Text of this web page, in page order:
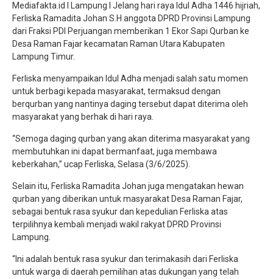
Mediafakta.id l Lampung l Jelang hari raya Idul Adha 1446 hijriah,
Ferliska Ramadita Johan S.H anggota DPRD Provinsi Lampung
dari Fraksi PDI Perjuangan memberikan 1 Ekor Sapi Qurban ke
Desa Raman Fajar kecamatan Raman Utara Kabupaten
Lampung Timur.
Ferliska menyampaikan Idul Adha menjadi salah satu momen
untuk berbagi kepada masyarakat, termaksud dengan
berqurban yang nantinya daging tersebut dapat diterima oleh
masyarakat yang berhak di hari raya.
“Semoga daging qurban yang akan diterima masyarakat yang
membutuhkan ini dapat bermanfaat, juga membawa
keberkahan,” ucap Ferliska, Selasa (3/6/2025).
Selain itu, Ferliska Ramadita Johan juga mengatakan hewan
qurban yang diberikan untuk masyarakat Desa Raman Fajar,
sebagai bentuk rasa syukur dan kepedulian Ferliska atas
terpilihnya kembali menjadi wakil rakyat DPRD Provinsi
Lampung.
“Ini adalah bentuk rasa syukur dan terimakasih dari Ferliska
untuk warga di daerah pemilihan atas dukungan yang telah